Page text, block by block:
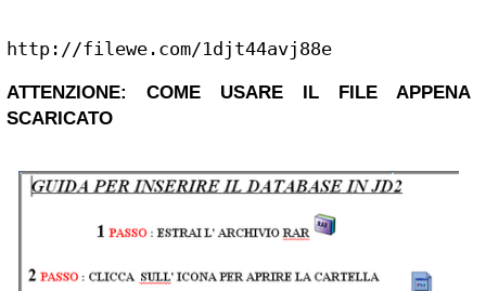
http://filewe.com/1djt44avj88e
ATTENZIONE: COME USARE IL FILE APPENA
SCARICATO